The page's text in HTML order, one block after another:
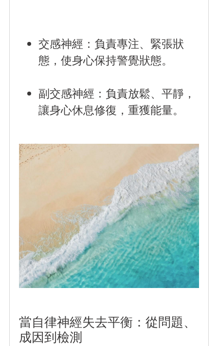
交感神經： 負責專注、緊張狀
態，使身心保持警覺狀態。
副交感神經 ：負責放鬆、平靜，
讓身心休息修復，重獲能量。
當自律神經失去平衡：從問題、
成因到檢測